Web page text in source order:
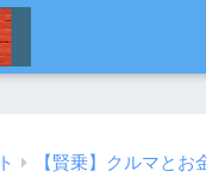
【賢乗】クルマとお